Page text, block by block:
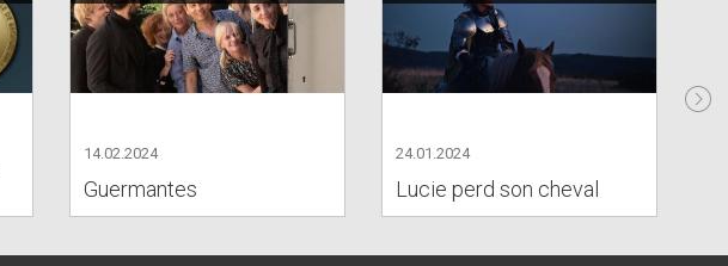
14.02.2024
Guermantes
24.01.2024
Lucie perd son cheval